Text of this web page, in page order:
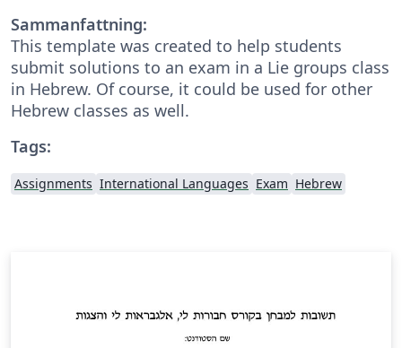
Sammanfattning:
This template was created to help students
submit solutions to an exam in a Lie groups class
in Hebrew. Of course, it could be used for other
Hebrew classes as well.
Tags:
Assignments International Languages Exam Hebrew